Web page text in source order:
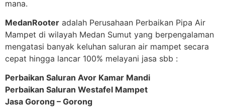
mana.
MedanRooter adalah Perusahaan Perbaikan Pipa Air
Mampet di wilayah Medan Sumut yang berpengalaman
mengatasi banyak keluhan saluran air mampet secara
cepat hingga lancar 100% melayani jasa sbb :
Perbaikan Saluran Avor Kamar Mandi
Perbaikan Saluran Westafel Mampet
Jasa Gorong – Gorong